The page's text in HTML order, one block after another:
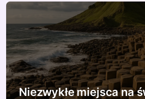
s
u
Niezwykłe miejsca na